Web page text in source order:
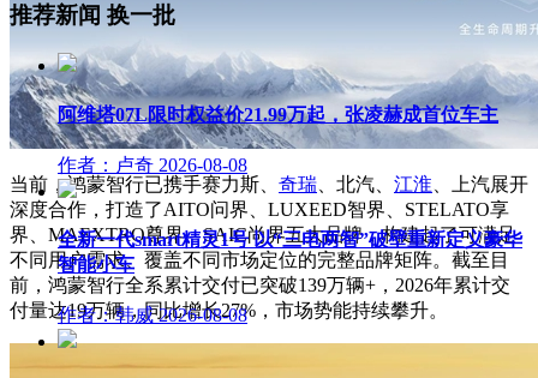
当前，鸿蒙智行已携手赛力斯、 奇瑞 、北汽、 江淮 、上汽展开
深度合作，打造了AITO问界、LUXEED智界、STELATO享
界、MAEXTRO尊界、SAIC尚界五大品牌，构建起了可满足
不同用户需求、覆盖不同市场定位的完整品牌矩阵。截至目
前，鸿蒙智行全系累计交付已突破139万辆+，2026年累计交
付量达19万辆，同比增长27%，市场势能持续攀升。
推荐新闻 换一批
阿维塔07L限时权益价21.99万起，张凌赫成首位车主
作者：卢奇 2026-08-08
全新一代smart精灵1号 以“三电两智”破壁重新定义豪华
智能小车
作者：韩威 2026-08-08